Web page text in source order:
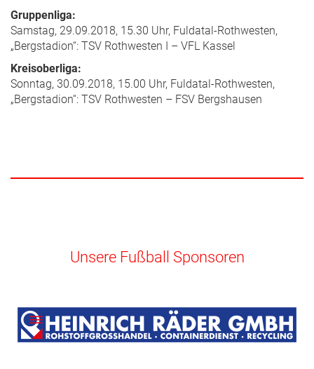
Gruppenliga:
Samstag, 29.09.2018, 15.30 Uhr, Fuldatal-Rothwesten,
„Bergstadion“: TSV Rothwesten I – VFL Kassel
Kreisoberliga:
Sonntag, 30.09.2018, 15.00 Uhr, Fuldatal-Rothwesten,
„Bergstadion“: TSV Rothwesten – FSV Bergshausen
Unsere Fußball Sponsoren